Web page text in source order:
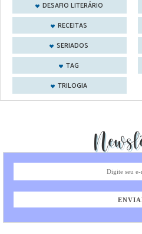
DESAFIO LITERÁRIO
RECEITAS
SERIADOS
TAG
TRILOGIA